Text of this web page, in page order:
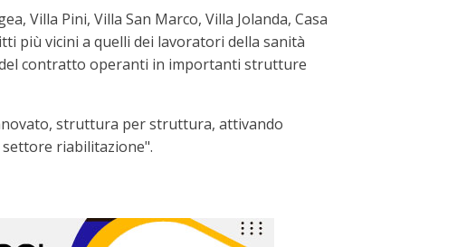
Villa Pini, Villa San Marco, Villa Jolanda, Casa
più vicini a quelli dei lavoratori della sanità
del contratto operanti in importanti strutture
struttura per struttura, attivando
settore riabilitazione".